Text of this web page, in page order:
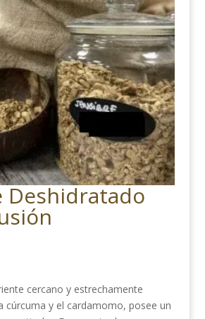
Deshidratado
cercano y estrechamente
cúrcuma y el cardamomo, posee un